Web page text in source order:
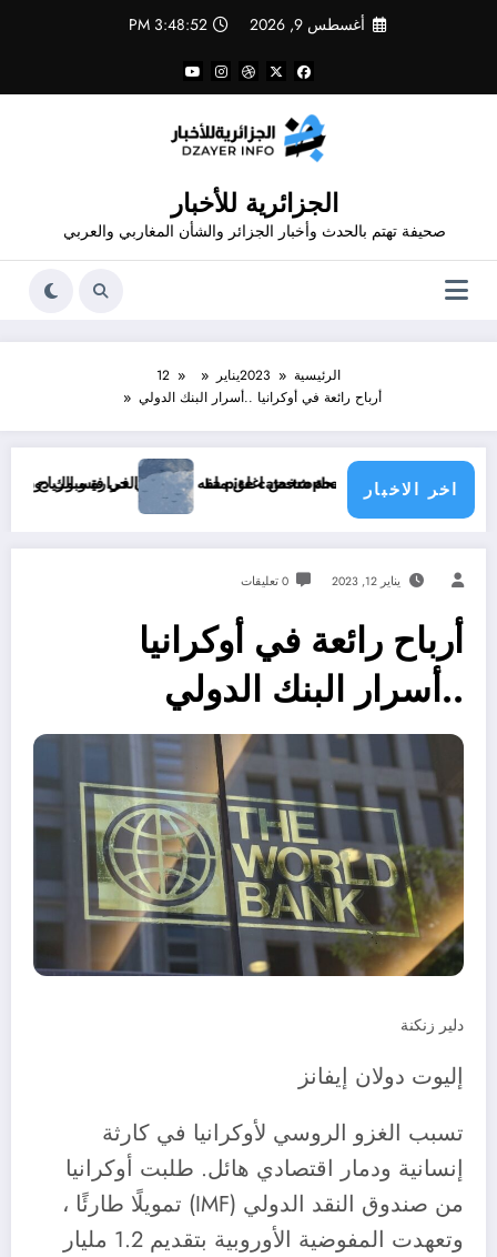
أغسطس 9, 2026 3:48:53 PM
الجزائرية للأخبار
صحيفة تهتم بالحدث وأخبار الجزائر والشأن المغاربي والعربي
الرئيسية 2023يناير
12
أرباح رائعة في أوكرانيا ..أسرار البنك الدولي
اخر الاخبار
La pire الحرارة و الرياح و الأمطار و الوضعية الجوية وحالة البحر في الولايات الجزائرية اليوم
يناير 12, 2023 0 تعليقات
أرباح رائعة في أوكرانيا
..أسرار البنك الدولي
دلير زنكنة
إليوت دولان إيفانز
تسبب الغزو الروسي لأوكرانيا في كارثة
إنسانية ودمار اقتصادي هائل. طلبت أوكرانيا
من صندوق النقد الدولي (IMF) تمويلًا طارئًا ،
وتعهدت المفوضية الأوروبية بتقديم 1.2 مليار